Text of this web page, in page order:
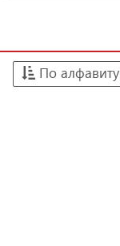
По алфавиту